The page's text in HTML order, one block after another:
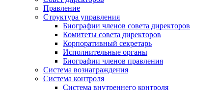
Правление
Структура управления
Биографии членов совета директоров
Комитеты совета директоров
Корпоративный секретарь
Исполнительные органы
Биографии членов правления
Система вознаграждения
Система контроля
Система внутреннего контроля